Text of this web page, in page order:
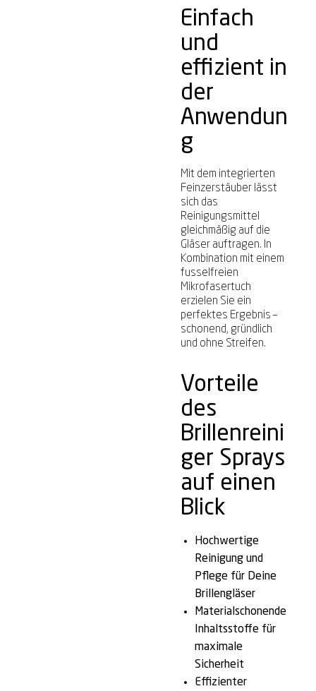
Einfach
und
effizient in
der
Anwendun
g
Mit dem integrierten
Feinzerstäuber lässt
sich das
Reinigungsmittel
gleichmäßig auf die
Gläser auftragen. In
Kombination mit einem
fusselfreien
Mikrofasertuch
erzielen Sie ein
perfektes Ergebnis –
schonend, gründlich
und ohne Streifen.
Vorteile
des
Brillenreini
ger Sprays
auf einen
Blick
Hochwertige
Reinigung und
Pflege für Deine
Brillengläser
Materialschonende
Inhaltsstoffe für
maximale
Sicherheit
Effizienter